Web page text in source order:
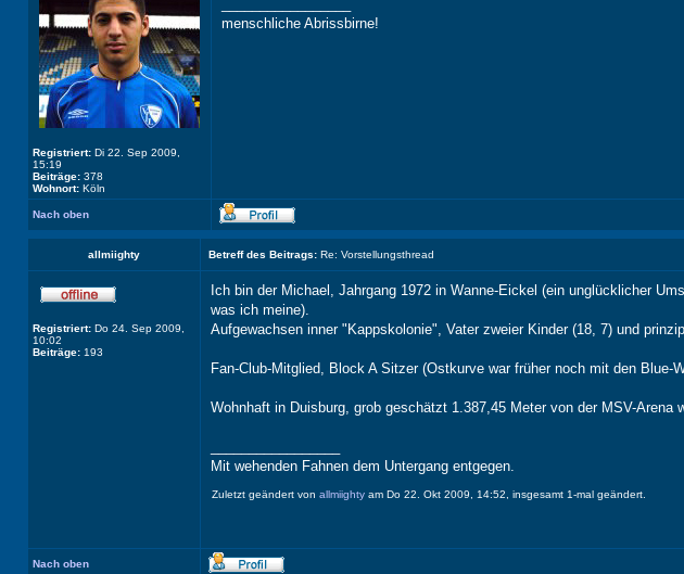
Registriert: Di 22. Sep 2009,
15:19
Beiträge: 378
Wohnort: Köln
menschliche Abrissbirne!
Nach oben
allmiighty Betreff des Beitrags: Re: Vorstellungsthread
Registriert: Do 24. Sep 2009,
10:02
Beiträge: 193
Ich bin der Michael, Jahrgang 1972 in Wanne-Eickel (ein unglücklicher
was ich meine).
Aufgewachsen inner "Kappskolonie", Vater zweier Kinder (18, 7) und
Fan-Club-Mitglied, Block A Sitzer (Ostkurve war früher noch mit den
Wohnhaft in Duisburg, grob geschätzt 1.387,45 Meter von der MSV-Arena
Mit wehenden Fahnen dem Untergang entgegen.
Zuletzt geändert von allmiighty am Do 22. Okt 2009, 14:52, insgesamt 1-mal geändert.
Nach oben